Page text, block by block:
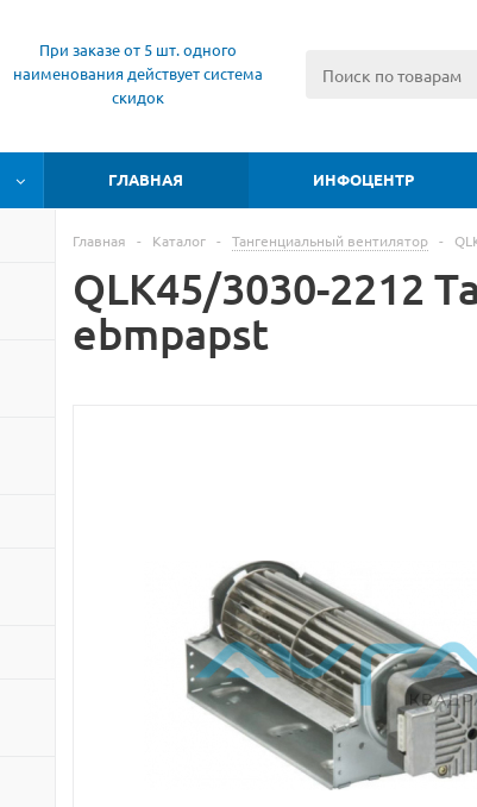
При заказе от 5 шт. одного
наименования действует система
скидок
ГЛАВНАЯ ИНФОЦЕНТР
Главная - Каталог - Тангенциальный вентилятор -
QLK45/3030-2212
ebmpapst